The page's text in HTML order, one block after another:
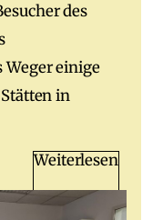
des
Weger einige
in
Weiterlesen